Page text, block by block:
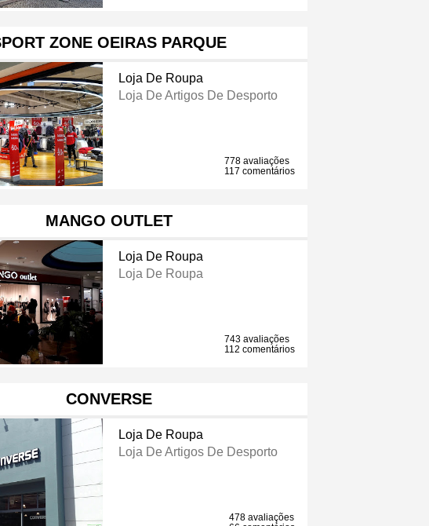
ZONE OEIRAS PARQUE
Loja De Roupa
Loja De Artigos De Desporto
778 avaliações
117 comentários
MANGO OUTLET
Loja De Roupa
Loja De Roupa
743 avaliações
112 comentários
CONVERSE
Loja De Roupa
Loja De Artigos De Desporto
478 avaliações